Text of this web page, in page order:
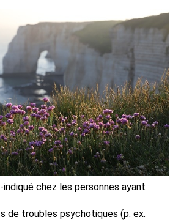
chez les personnes ayant :
de troubles psychotiques (p. ex.